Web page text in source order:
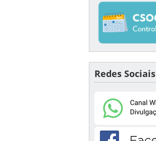
Redes Sociais